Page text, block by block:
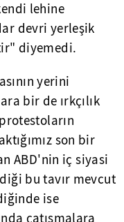
lehine
devri yerleşik
diyemedi.
yerini
bir de ırkçılık
son bir
ABD'nin iç siyasi
bu tavır mevcut
ise
çatışmalara